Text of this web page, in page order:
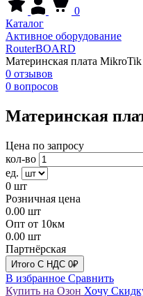
0
Каталог
Активное оборудование
RouterBOARD
Материнская плата
0 отзывов
0 вопросов
Материнская
Цена по запросу
кол-во
ед.
0 шт
Розничная цена
0.00 шт
Опт от 10км
0.00 шт
Партнёрская
Итого C НДС 0₽
В избранное Сравнить
Купить на Озон Хочу